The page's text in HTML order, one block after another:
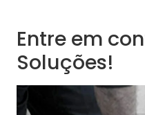
Entre em
Soluções!